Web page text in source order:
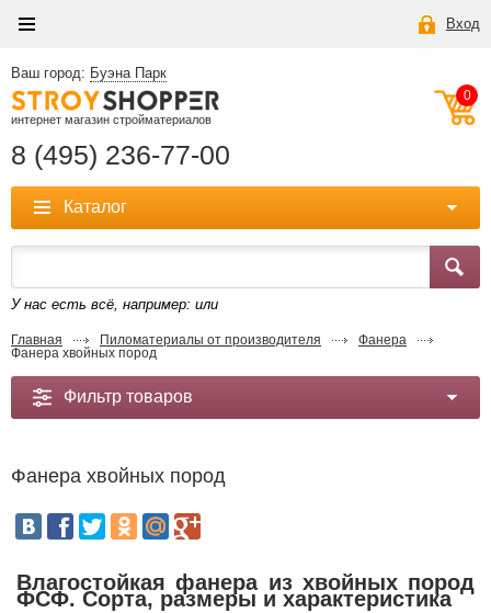
Вход
Ваш город: Буэна Парк
интернет магазин стройматериалов
8 (495) 236-77-00
0
Каталог
У нас есть всё, например: или
Главная Пиломатериалы от производителя
Фанера
Фанера хвойных пород
Фильтр товаров
Фанера хвойных пород
Влагостойкая фанера из хвойных пород
ФСФ. Сорта, размеры и характеристика